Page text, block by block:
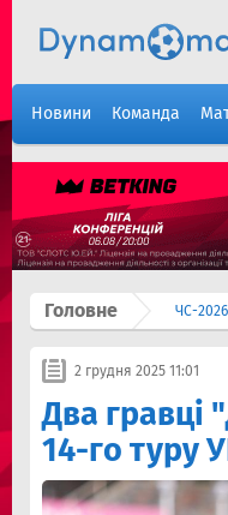
Новини Команда
Головне ЧС-2026
2 грудня 2025 11:01
Два гравці
14-го туру